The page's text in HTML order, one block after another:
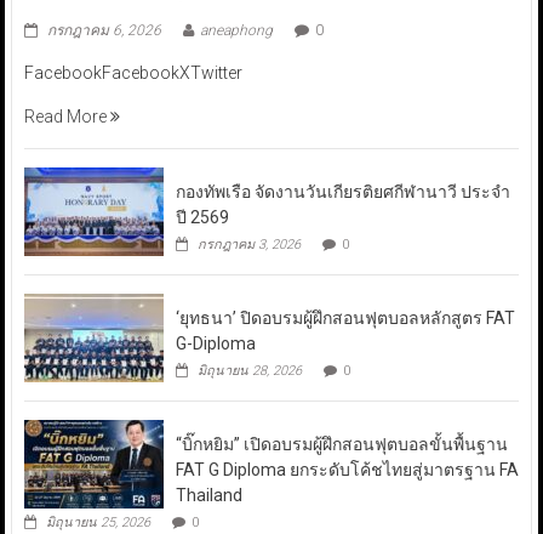
กรกฎาคม 6, 2026 aneaphong 0
FacebookFacebookXTwitter
Read More
กองทัพเรือ จัดงานวันเกียรติยศกีฬานาวี ประจำ
ปี 2569
กรกฎาคม 3, 2026 0
‘ยุทธนา’ ปิดอบรมผู้ฝึกสอนฟุตบอลหลักสูตร FAT
G-Diploma
มิถุนายน 28, 2026 0
“บิ๊กหยิม” เปิดอบรมผู้ฝึกสอนฟุตบอลขั้นพื้นฐาน
FAT G Diploma ยกระดับโค้ชไทยสู่มาตรฐาน FA
Thailand
มิถุนายน 25, 2026 0